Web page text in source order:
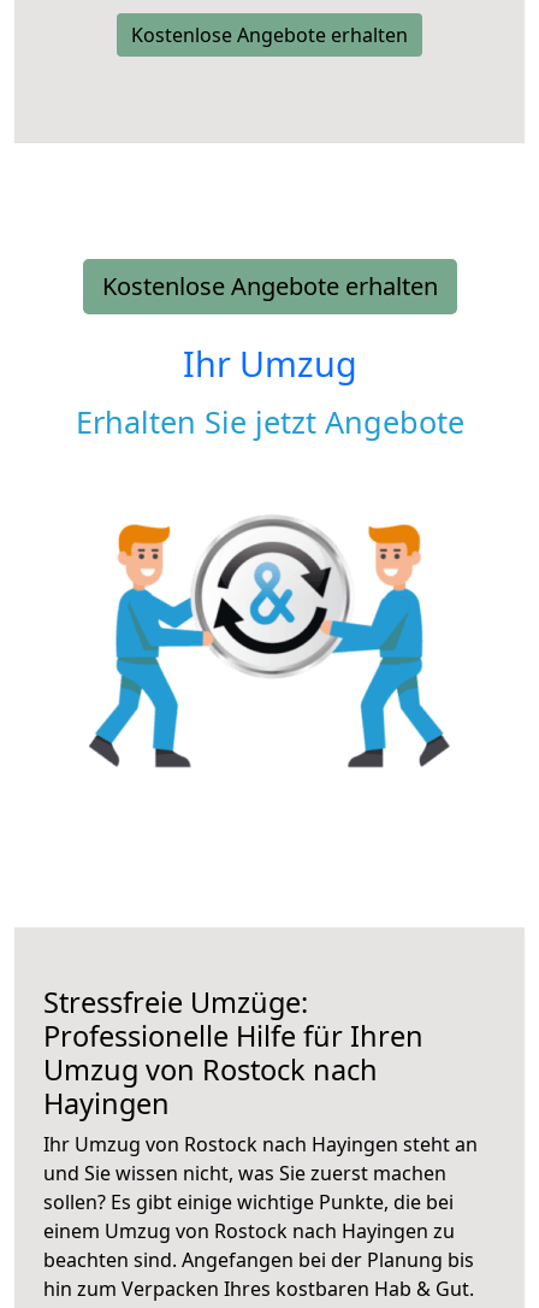
Kostenlose Angebote erhalten
Kostenlose Angebote erhalten
Ihr Umzug
Erhalten Sie jetzt Angebote
Stressfreie Umzüge:
Professionelle Hilfe für Ihren
Umzug von Rostock nach
Hayingen
Ihr Umzug von Rostock nach Hayingen steht an
und Sie wissen nicht, was Sie zuerst machen
sollen? Es gibt einige wichtige Punkte, die bei
einem Umzug von Rostock nach Hayingen zu
beachten sind. Angefangen bei der Planung bis
hin zum Verpacken Ihres kostbaren Hab & Gut.